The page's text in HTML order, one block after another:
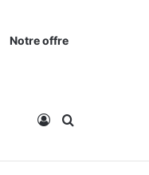
Notre offre
Connexion
Rechercher